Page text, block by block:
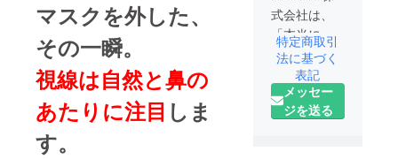
マスクを外した、
その一瞬。
視線は自然と鼻の
あたりに注目 しま
す。
式会社は、
「本当に価
値あるプロ
ダクトを情
熱とともに
届ける」こ
特定商取引
法に基づく
表記
メッセー
ジを送る